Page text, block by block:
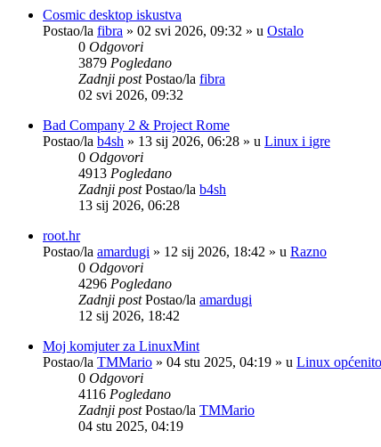
Cosmic desktop iskustva
Postao/la fibra » 02 svi 2026, 09:32 » u Ostalo
0 Odgovori
3879 Pogledano
Zadnji postPostao/la fibra
02 svi 2026, 09:32
Bad Company 2 & Project Rome
Postao/la b4sh » 13 sij 2026, 06:28 » u Linux i igre
0 Odgovori
4913 Pogledano
Zadnji postPostao/la b4sh
13 sij 2026, 06:28
root.hr
Postao/la amardugi » 12 sij 2026, 18:42 » u Razno
0 Odgovori
4296 Pogledano
Zadnji postPostao/la amardugi
12 sij 2026, 18:42
Moj komjuter za LinuxMint
Postao/la TMMario » 04 stu 2025, 04:19 » u Linux općenito
0 Odgovori
4116 Pogledano
Zadnji postPostao/la TMMario
04 stu 2025, 04:19